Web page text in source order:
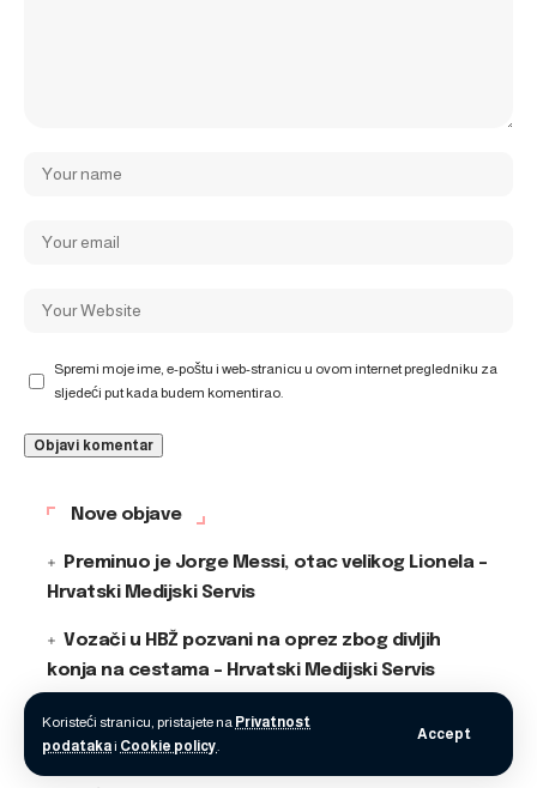
Koristeći stranicu, pristajete na Privatnost
podatakai Cookie policy.
Accept
Spremi moje ime, e-poštu i web-stranicu u ovom internet pregledniku za
sljedeći put kada budem komentirao.
Nove objave
Preminuo je Jorge Messi, otac velikog Lionela –
Hrvatski Medijski Servis
Vozači u HBŽ pozvani na oprez zbog divljih
konja na cestama – Hrvatski Medijski Servis
Suša otkrila kosti u Savi, sumnja se da su
ljudske – Hrvatski Medijski Servis